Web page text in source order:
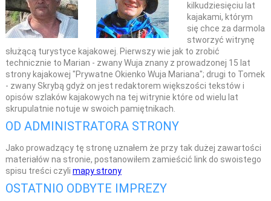
kilkudziesięciu lat
kajakami, którym
się chce za darmola
stworzyć witrynę
służącą turystyce kajakowej. Pierwszy wie jak to zrobić
technicznie to Marian - zwany Wuja znany z prowadzonej 15 lat
strony kajakowej "Prywatne Okienko Wuja Mariana"; drugi to Tomek
- zwany Skrybą gdyż on jest redaktorem większości tekstów i
opisów szlaków kajakowych na tej witrynie które od wielu lat
skrupulatnie notuje w swoich pamiętnikach.
OD ADMINISTRATORA STRONY
Jako prowadzący tę stronę uznałem że przy tak dużej zawartości
materiałów na stronie, postanowiłem zamieścić link do swoistego
spisu treści czyli mapy strony
OSTATNIO ODBYTE IMPREZY